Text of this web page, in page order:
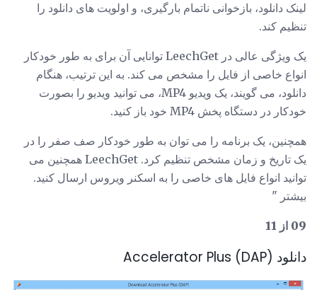
لینک دانلود، بازخوانی ناتمام بارگیری، و اولویت های دانلود را
تنظیم کند.
یک ویژگی عالی در LeechGet توانایی آن برای به طور خودکار
انواع خاصی از فایل را مشخص می کند. به این ترتیب، هنگام
دانلود، می گویند، یک ویدیو MP4، می توانید ویدیو را بصورت
خودکار در دستگاه پخش MP4 خود باز کنید.
همچنین، یک برنامه را می توان به طور خودکار صف صفر را در
یک تاریخ و زمان مشخص تنظیم کرد. LeechGet همچنین می
توانید انواع فایل های خاصی را به اسکنر ویروس ارسال کنید.
بیشتر "
09 از 11
دانلود Accelerator Plus (DAP)